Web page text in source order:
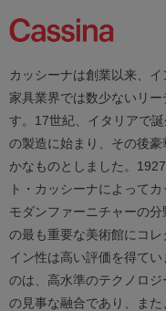
カッシーナは創業以来、
家具業界では数少ないリ
す。17世紀、イタリアで
の製造に始まり、その後
かなものとしました。
ト・カッシーナによって
モダンファーニチャーの
の最も重要な美術館にコ
イン性は高い評価を得て
のは、高水準のテクノロ
の見事な融合であり、ま